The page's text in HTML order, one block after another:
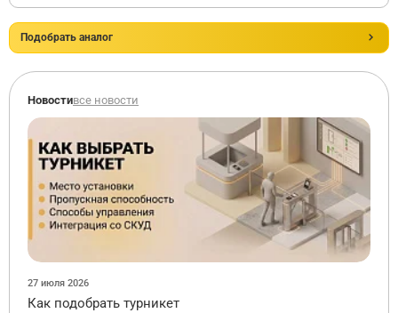
Подобрать аналог
Новостивсе новости
27 июля 2026
Как подобрать турникет